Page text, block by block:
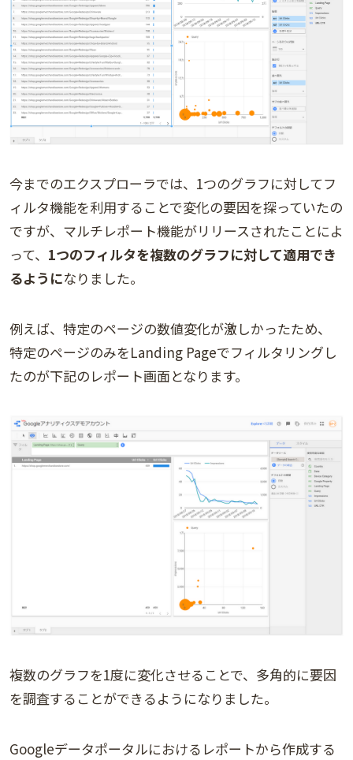
今までのエクスプローラでは、1つのグラフに対してフ
ィルタ機能を利用することで変化の要因を探っていたの
ですが、マルチレポート機能がリリースされたことによ
って、 1つのフィルタを複数のグラフに対して適用でき
るようになりました。
例えば、特定のページの数値変化が激しかったため、
特定のページのみをLanding Pageでフィルタリングし
たのが下記のレポート画面となります。
複数のグラフを1度に変化させることで、多角的に要因
を調査することができるようになりました。
Googleデータポータルにおけるレポートから作成する